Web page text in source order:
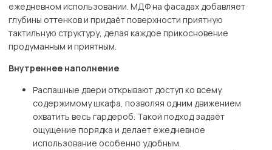
ежедневном использовании. МДФ на фасадах добавляет
глубины оттенков и придаёт поверхности приятную
тактильную структуру, делая каждое прикосновение
продуманным и приятным.
Внутреннее наполнение
Распашные двери открывают доступ ко всему
содержимому шкафа, позволяя одним движением
охватить весь гардероб. Такой подход задаёт
ощущение порядка и делает ежедневное
использование особенно удобным.